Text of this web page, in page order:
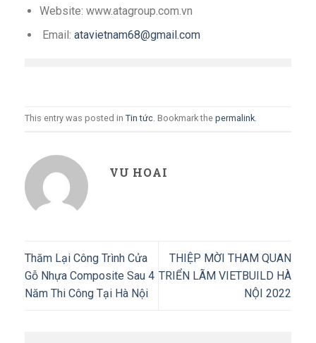
Website: www.atagroup.com.vn
Email: atavietnam68@gmail.com
This entry was posted in Tin tức . Bookmark the permalink
VU HOAI
Thăm Lại Công Trình Cửa
Gỗ Nhựa Composite Sau 4
Năm Thi Công Tại Hà Nội
THIỆP MỜI THAM QUAN
TRIỂN LÃM VIETBUILD HÀ
NỘI 2022